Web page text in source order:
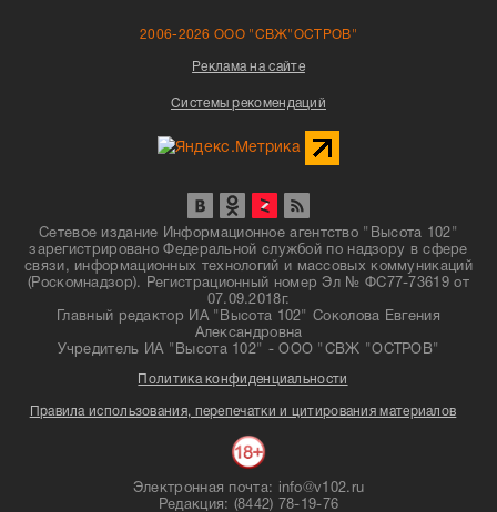
2006-2026 ООО "СВЖ"ОСТРОВ"
Реклама на сайте
Системы рекомендаций
Сетевое издание Информационное агентство "Высота 102"
зарегистрировано Федеральной службой по надзору в сфере
связи, информационных технологий и массовых коммуникаций
(Роскомнадзор). Регистрационный номер Эл № ФС77-73619 от
07.09.2018г.
Главный редактор ИА "Высота 102" Соколова Евгения
Александровна
Учредитель ИА "Высота 102" - ООО "СВЖ "ОСТРОВ"
Политика конфиденциальности
Правила использования, перепечатки и цитирования материалов
Электронная почта: info@v102.ru
Редакция: (8442) 78-19-76